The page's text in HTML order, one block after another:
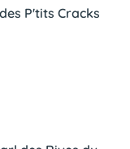
P'tits Cracks